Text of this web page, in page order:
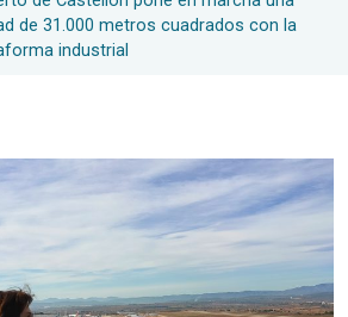
de 31.000 metros cuadrados con la
industrial